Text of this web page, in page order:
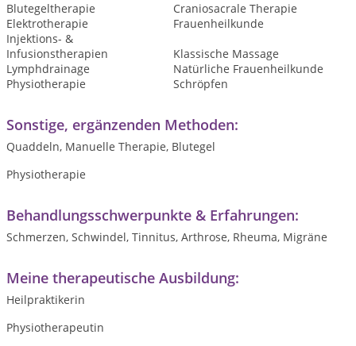
Blutegeltherapie
Craniosacrale Therapie
Elektrotherapie
Frauenheilkunde
Injektions- &
Infusionstherapien
Klassische Massage
Lymphdrainage
Natürliche Frauenheilkunde
Physiotherapie
Schröpfen
Sonstige, ergänzenden Methoden:
Quaddeln, Manuelle Therapie, Blutegel
Physiotherapie
Behandlungsschwerpunkte & Erfahrungen:
Schmerzen, Schwindel, Tinnitus, Arthrose, Rheuma, Migräne
Meine therapeutische Ausbildung:
Heilpraktikerin
Physiotherapeutin